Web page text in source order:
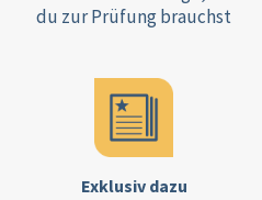
Exklusiv dazu
du zur Prüfung brauchst